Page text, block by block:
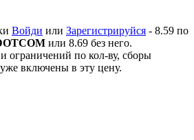
Войди или Зарегистрируйся - 8.59 по
или 8.69 без него.
ограничений по кол-ву, сборы
включены в эту цену.